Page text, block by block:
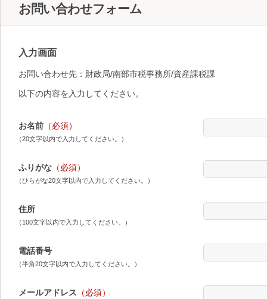
お問い合わせフォーム
入力画面
お問い合わせ先：財政局/南部市税事務所/資産課税課
以下の内容を入力してください。
お名前 （必須）
（20文字以内で入力してください。）
ふりがな （必須）
（ひらがな20文字以内で入力してください。）
住所
（100文字以内で入力してください。）
電話番号
（半角20文字以内で入力してください。）
メールアドレス （必須）